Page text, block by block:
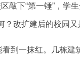
敲下“第一锤”，学
？改扩建后的校园
到一抹红。几栋